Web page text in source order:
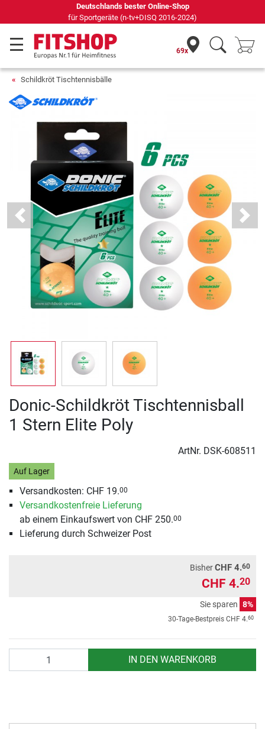
Deutschlands bester Online-Shop
für Sportgeräte (n-tv+DISQ 2016-2024)
69x
Schildkröt Tischtennisbälle
Previous Next
Donic-Schildkröt Tischtennisball
1 Stern Elite Poly
ArtNr. DSK-608511
Auf Lager
Versandkosten: CHF 19.00
Versandkostenfreie Lieferung
ab einem Einkaufswert von CHF 250.00
Lieferung durch Schweizer Post
BisherCHF 4.60
CHF 4.20
Sie sparen 8%
30-Tage-Bestpreis CHF 4.60
IN DEN WARENKORB